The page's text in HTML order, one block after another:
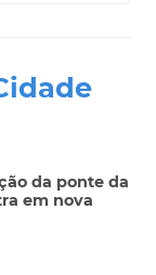
da ponte da
em nova